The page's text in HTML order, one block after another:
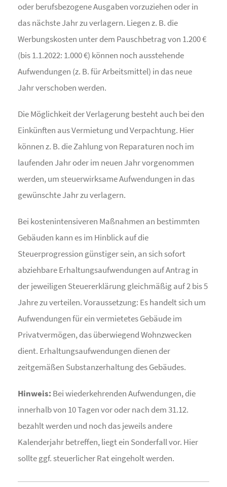
oder berufsbezogene Ausgaben vorzuziehen oder in
das nächste Jahr zu verlagern. Liegen z. B. die
Werbungskosten unter dem Pauschbetrag von 1.200 €
(bis 1.1.2022: 1.000 €) können noch ausstehende
Aufwendungen (z. B. für Arbeitsmittel) in das neue
Jahr verschoben werden.
Die Möglichkeit der Verlagerung besteht auch bei den
Einkünften aus Vermietung und Verpachtung. Hier
können z. B. die Zahlung von Reparaturen noch im
laufenden Jahr oder im neuen Jahr vorgenommen
werden, um steuerwirksame Aufwendungen in das
gewünschte Jahr zu verlagern.
Bei kostenintensiveren Maßnahmen an bestimmten
Gebäuden kann es im Hinblick auf die
Steuerprogression günstiger sein, an sich sofort
abziehbare Erhaltungsaufwendungen auf Antrag in
der jeweiligen Steuererklärung gleichmäßig auf 2 bis 5
Jahre zu verteilen. Voraussetzung: Es handelt sich um
Aufwendungen für ein vermietetes Gebäude im
Privatvermögen, das überwiegend Wohnzwecken
dient. Erhaltungsaufwendungen dienen der
zeitgemäßen Substanzerhaltung des Gebäudes.
Hinweis: Bei wiederkehrenden Aufwendungen, die
innerhalb von 10 Tagen vor oder nach dem 31.12.
bezahlt werden und noch das jeweils andere
Kalenderjahr betreffen, liegt ein Sonderfall vor. Hier
sollte ggf. steuerlicher Rat eingeholt werden.